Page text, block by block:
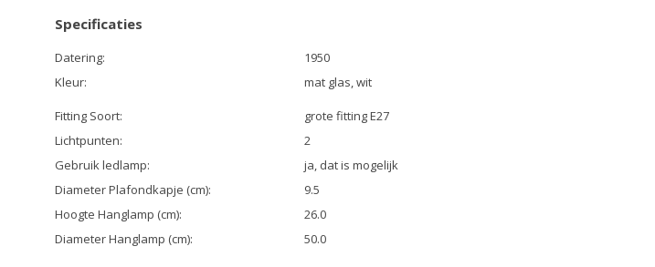
Specificaties
Datering:
1950
Kleur:
mat glas, wit
Fitting Soort:
grote fitting E27
Lichtpunten:
2
Gebruik ledlamp:
ja, dat is mogelijk
Diameter Plafondkapje (cm):
9.5
Hoogte Hanglamp (cm):
26.0
Diameter Hanglamp (cm):
50.0